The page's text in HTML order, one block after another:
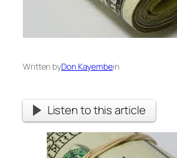
Written byDon Kayembein
Listen to this article